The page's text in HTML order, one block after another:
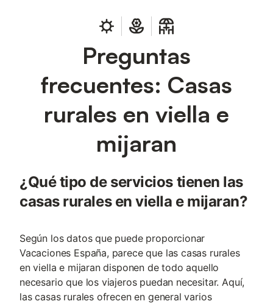
Preguntas
frecuentes: Casas
rurales en viella e
mijaran
¿Qué tipo de servicios tienen las
casas rurales en viella e mijaran?
Según los datos que puede proporcionar
Vacaciones España, parece que las casas rurales
en viella e mijaran disponen de todo aquello
necesario que los viajeros puedan necesitar. Aquí,
las casas rurales ofrecen en general varios